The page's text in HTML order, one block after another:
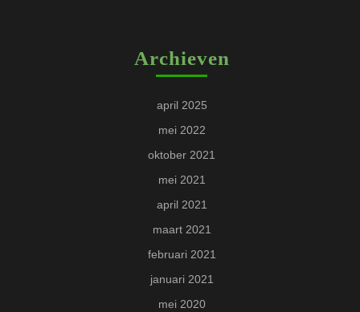
Archieven
april 2025
mei 2022
oktober 2021
mei 2021
april 2021
maart 2021
februari 2021
januari 2021
mei 2020